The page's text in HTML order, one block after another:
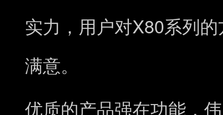
实力，用户对X80系列
满意。
优质的产品强在功能，